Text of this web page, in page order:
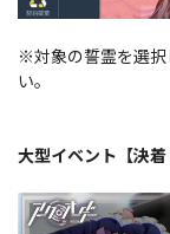
※対象の誓霊を選択
い。
大型イベント【決着